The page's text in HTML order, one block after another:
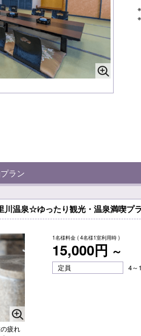
ラン
川温泉☆ゆったり観光・温泉満喫プ
疲れ
1名様料金 ( 4名様1室利用時 )
15,000円 ～
定員 4～